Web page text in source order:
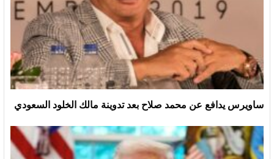
ساويرس يدافع عن محمد صلاح بعد تدوينة مالك الخلود السعودي